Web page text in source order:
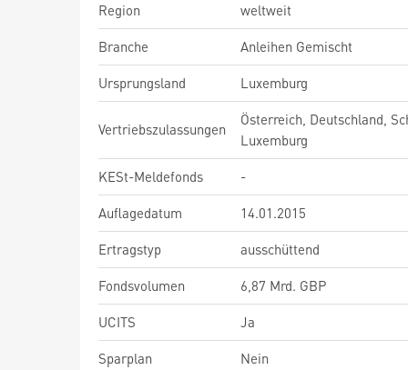
Region
weltweit
Branche
Anleihen Gemischt
Ursprungsland
Luxemburg
Vertriebszulassungen
Österreich, Deutschland,
Luxemburg
KESt-Meldefonds
-
Auflagedatum
14.01.2015
Ertragstyp
ausschüttend
Fondsvolumen
6,87 Mrd. GBP
UCITS
Ja
Sparplan
Nein